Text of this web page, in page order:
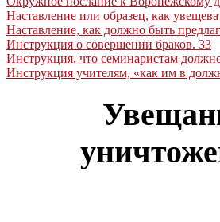
Наставление или образец, как
Наставление, как должно быть
Инструкция о совершении браков. 33
Инструкция, что семинаристам
Инструкция учителям, «как им в